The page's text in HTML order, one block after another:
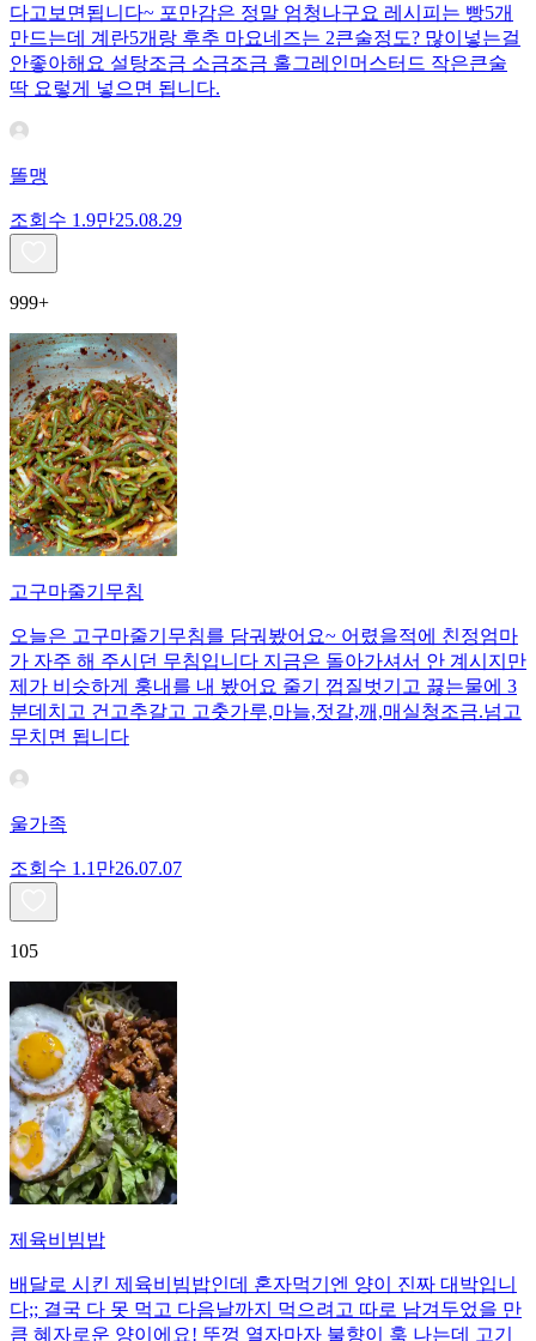
다고보면됩니다~ 포만감은 정말 엄청나구요 레시피는 빵5개
만드는데 계란5개랑 후추 마요네즈는 2큰술정도? 많이넣는걸
안좋아해요 설탕조금 소금조금 홀그레인머스터드 작은큰술
딱 요렇게 넣으면 됩니다.
똘맹
조회수 1.9만25.08.29
999+
고구마줄기무침
오늘은 고구마줄기무침를 담궈봤어요~ 어렸을적에 친정엄마
가 자주 해 주시던 무침입니다 지금은 돌아가셔서 안 계시지만
제가 비슷하게 훙내를 내 봤어요 줄기 껍질벗기고 끓는물에 3
분데치고 건고추갈고 고춧가루,마늘,젓갈,깨,매실청조금.넘고
무치면 됩니다
울가족
조회수 1.1만26.07.07
105
제육비빔밥
배달로 시킨 제육비빔밥인데 혼자먹기엔 양이 진짜 대박입니
다;; 결국 다 못 먹고 다음날까지 먹으려고 따로 남겨두었을 만
큼 혜자로운 양이에요! 뚜껑 열자마자 불향이 훅 나는데 고기